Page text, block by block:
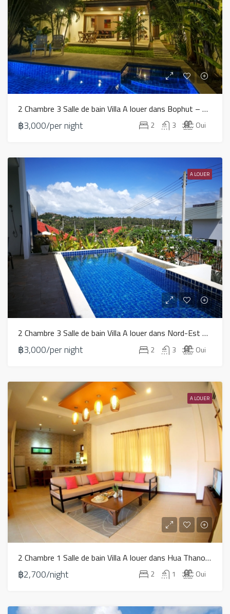
2 Chambre 3 Salle de bain Villa A louer dans Bophut – HR0155
฿3,000/per night 2 3 Oui
A LOUER
2 Chambre 3 Salle de bain Villa A louer dans Nord-Est – HR0211
฿3,000/per night 2 3 Oui
A LOUER
2 Chambre 1 Salle de bain Villa A louer dans Hua Thanon – HR0165
฿2,700/night 2 1 Oui